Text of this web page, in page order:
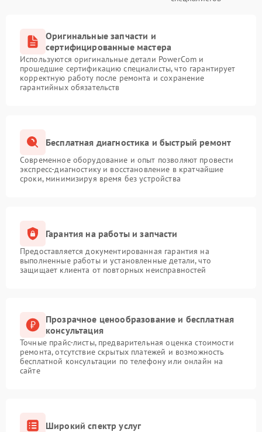
Оригинальные запчасти и
сертифицированные мастера
Используются оригинальные детали PowerCom и
прошедшие сертификацию специалисты, что гарантирует
корректную работу после ремонта и сохранение
гарантийных обязательств
Бесплатная диагностика и быстрый ремонт
Современное оборудование и опыт позволяют провести
экспресс-диагностику и восстановление в кратчайшие
сроки, минимизируя время без устройства
Гарантия на работы и запчасти
Предоставляется документированная гарантия на
выполненные работы и установленные детали, что
защищает клиента от повторных неисправностей
Прозрачное ценообразование и бесплатная
консультация
Точные прайс-листы, предварительная оценка стоимости
ремонта, отсутствие скрытых платежей и возможность
бесплатной консультации по телефону или онлайн на
сайте
Широкий спектр услуг